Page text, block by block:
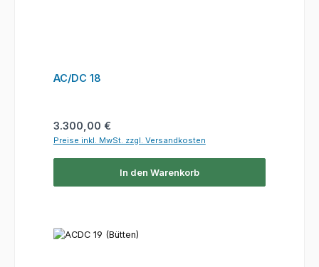
AC/DC 18
Regulärer Preis:
3.300,00 €
Preise inkl. MwSt. zzgl. Versandkosten
In den Warenkorb